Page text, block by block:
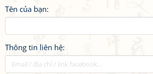
Tên của bạn:
Thông tin liên hệ: